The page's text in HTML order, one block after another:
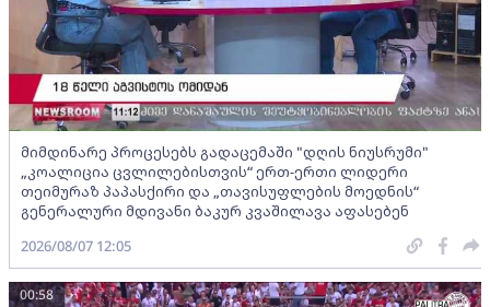
მიმდინარე პროცესებს გადაცემაში "დღის ნიუსრუმი"
„კოალიცია ცვლილებისთვის“ ერთ-ერთი ლიდერი
თეიმურაზ პაპასქირი და „თავისუფლების მოედნის“
გენერალური მდივანი ბაკურ კვაშილავა აფასებენ
2026/08/07 12:05
00:58